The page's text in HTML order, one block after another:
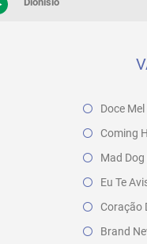
Doce
Coming
Mad Dog
Eu Te
Coração
Brand